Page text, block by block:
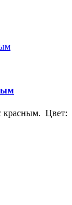
красным. Цвет: